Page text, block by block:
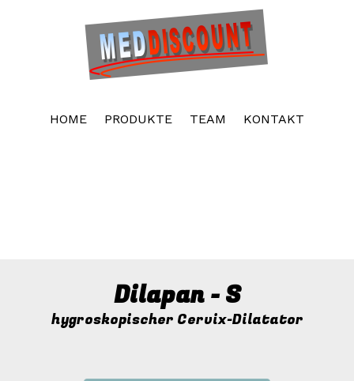
Kostenloser Website-Baukasten. Unbegrenzter
Speicherplatz. Unbegrenzte Websites
HOME PRODUKTE TEAM KONTAKT
Dilapan - S
hygroskopischer Cervix-Dilatator